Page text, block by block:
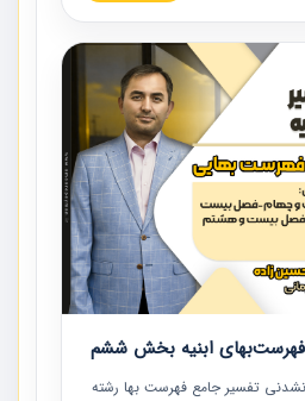
عملی در این خصوص ارائه شده است.
فهرست‌بهای ابنیه بخش ششم
نشدنی تفسیر جامع فهرست بها رشته